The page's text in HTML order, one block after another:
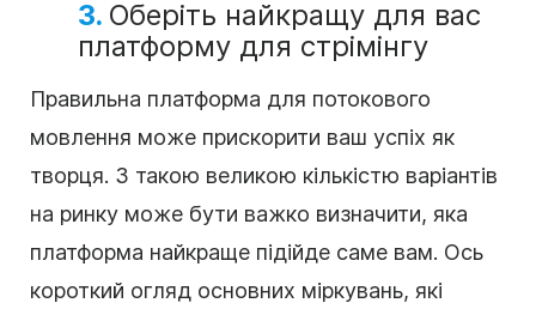
3. Оберіть найкращу для вас
платформу для стрімінгу
Правильна платформа для потокового
мовлення може прискорити ваш успіх як
творця. З такою великою кількістю варіантів
на ринку може бути важко визначити, яка
платформа найкраще підійде саме вам. Ось
короткий огляд основних міркувань, які